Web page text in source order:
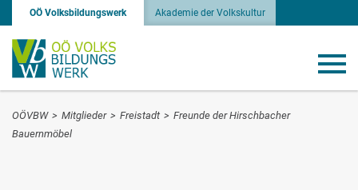
OÖ Volksbildungswerk Akademie der Volkskultur
OÖVBW > Mitglieder > Freistadt > Freunde der Hirschbacher
Bauernmöbel